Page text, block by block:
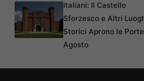
Italiani: Il Castello
Sforzesco e Altri
Storici Aprono le
Agosto